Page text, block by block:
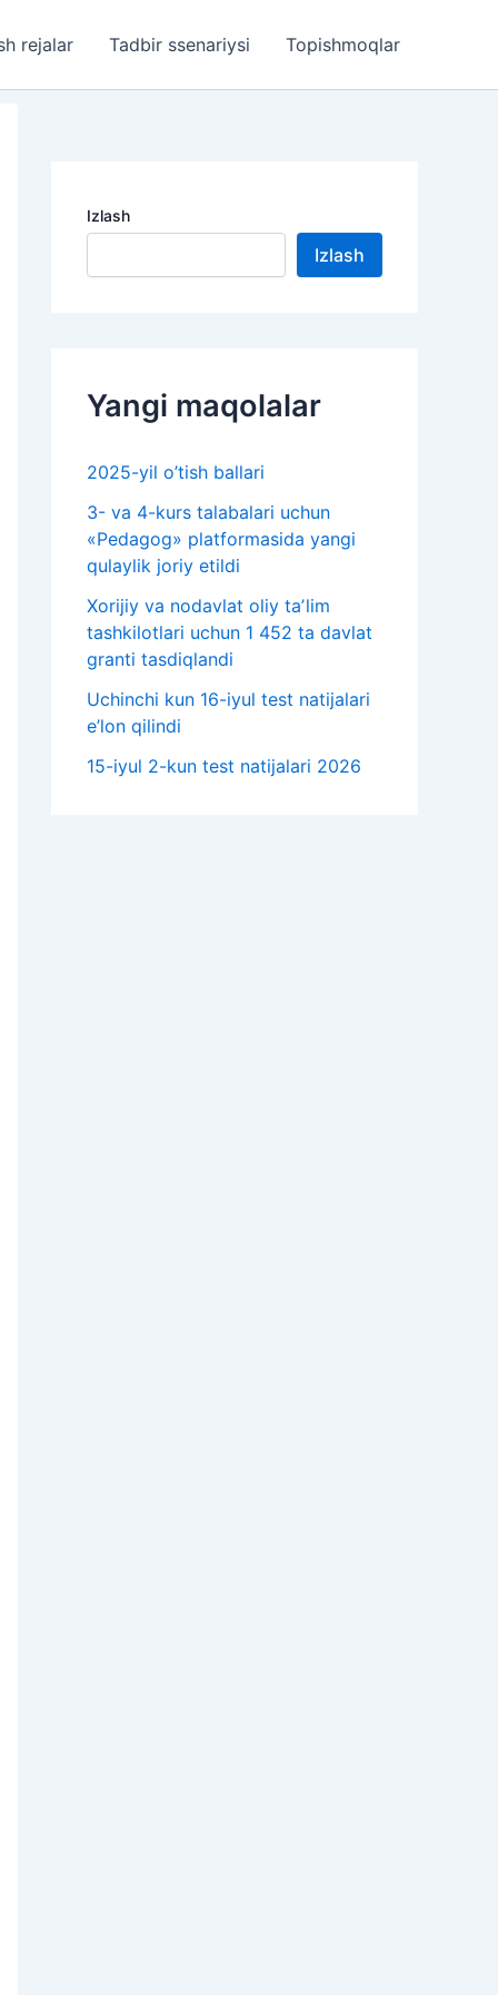
rejalar Tadbir ssenariysi Topishmoqlar
Izlash
Izlash
Yangi maqolalar
2025-yil o’tish ballari
3- va 4-kurs talabalari uchun
«Pedagog» platformasida yangi
qulaylik joriy etildi
Xorijiy va nodavlat oliy taʼlim
tashkilotlari uchun 1 452 ta davlat
granti tasdiqlandi
Uchinchi kun 16-iyul test natijalari
e’lon qilindi
15-iyul 2-kun test natijalari 2026